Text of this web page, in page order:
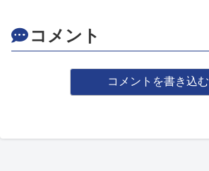
コメント
コメントを書き込む